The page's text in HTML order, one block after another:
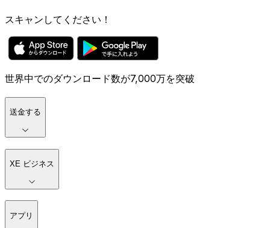
スキャンしてください！
世界中でのダウンロード数が7,000万を突破
送金する
XE ビジネス
アプリ